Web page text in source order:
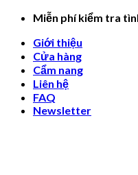
Skip
content
Miễn phí kiểm tra
Giới thiệu
Cửa hàng
Cẩm nang
Liên hệ
FAQ
Newsletter